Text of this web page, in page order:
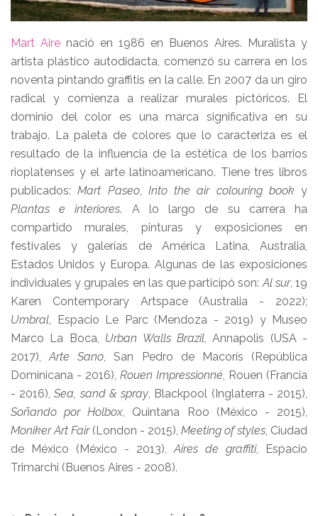
Mart Aire nació en 1986 en Buenos Aires. Muralista y
artista plástico autodidacta, comenzó su carrera en los
noventa pintando graffitis en la calle. En 2007 da un giro
radical y comienza a realizar murales pictóricos. El
dominio del color es una marca significativa en su
trabajo. La paleta de colores que lo caracteriza es el
resultado de la influencia de la estética de los barrios
rioplatenses y el arte latinoamericano. Tiene tres libros
publicados:Mart Paseo, Into the air colouring book y
Plantas e interiores. A lo largo de su carrera ha
compartido murales, pinturas y exposiciones en
festivales y galerías de América Latina, Australia,
Estados Unidos y Europa. Algunas de las exposiciones
individuales y grupales en las que participó son:Al sur, 19
Karen Contemporary Artspace (Australia - 2022);
Umbral, Espacio Le Parc (Mendoza - 2019) y Museo
Marco La Boca, Urban Walls Brazil, Annapolis (USA -
2017),Arte Sano, San Pedro de Macorís (República
Dominicana - 2016), Rouen Impressionné, Rouen (Francia
- 2016),Sea, sand & spray, Blackpool (Inglaterra - 2015),
Soñando por Holbox, Quintana Roo (México - 2015),
Moniker Art Fair(London - 2015), Meeting of styles, Ciudad
de México (México - 2013),Aires de graffiti, Espacio
Trimarchi (Buenos Aires - 2008).